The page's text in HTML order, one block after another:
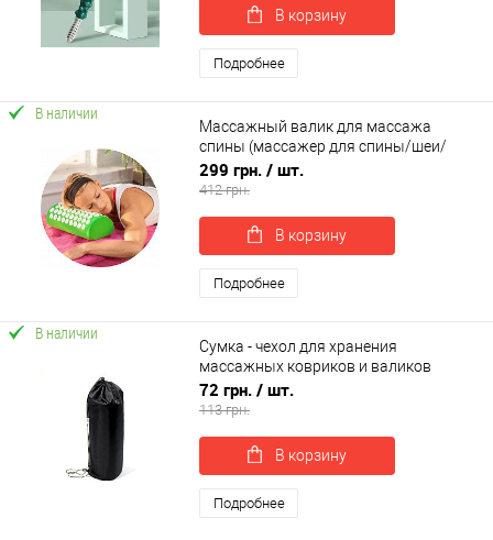
В корзину
Подробнее
В наличии
Массажный валик для массажа
спины (массажер для спины/шеи/
головы/ног/стоп/тела) OSPORT Pro
(apl-031)
299 грн. / шт.
412 грн.
В корзину
Подробнее
В наличии
Сумка - чехол для хранения
массажных ковриков и валиков
(аппликаторов кузнецова) OSPORT Lite
20см (OF-0084)
72 грн. / шт.
113 грн.
В корзину
Подробнее